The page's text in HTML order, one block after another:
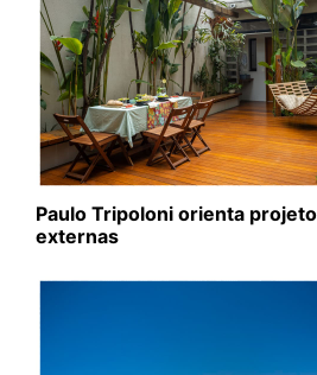
Paulo Tripoloni orienta
externas